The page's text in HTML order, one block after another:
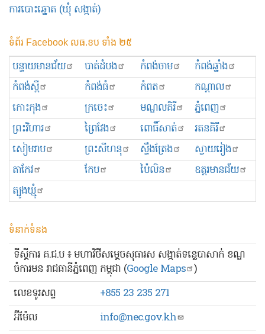
ការបោះឆ្នោត (ឃុំ សង្កាត់)
ទំព័រ Facebook លធ.ខប ទាំង ២៥
បន្ទាយមានជ័យ បាត់ដំបង កំពង់ចាម
កំពង់ឆ្នាំង
កំពង់ស្ពឺ
កំពង់ធំ កំពត
កណ្ដាល
កោះកុង
ក្រចេះ មណ្ឌលគិរី
ភ្នំពេញ
ព្រះ​វិហារ
ព្រៃវែង ពោធិ៍សាត់
រតនគិរី
សៀមរាប
ព្រះសីហនុ ស្ទឹងត្រែង
ស្វាយរៀង
តាកែវ
កែប ប៉ៃលិន
ឧត្ដរមានជ័យ
ត្បូងឃ្មុំ
ទំនាក់ទំនង
ទីស្ដីការ គ.ជ.ប ៖ មហាវិថីសម្ដេចសុធារស សង្កាត់ទន្លេបាសាក់ ខណ្ឌ
ចំការមន រាជធានីភ្នំពេញ កម្ពុជា (Google Maps )
លេខ​ទូរសព្ទ
+855 23 235 271
អ៊ីម៉ែល
info@nec.gov.kh